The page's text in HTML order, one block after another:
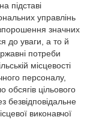
підставі
управлінь
значних
до уваги, а то й
потреби
місцевості
персоналу,
цільового
безвідповідальне
виконавчої